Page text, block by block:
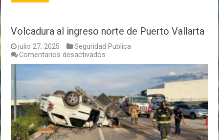
Volcadura al ingreso norte de Puerto Vallarta
julio 27, 2025
Seguridad Publica
Comentarios desactivados
Volcadura
al
norte
de
Puerto
Vallarta